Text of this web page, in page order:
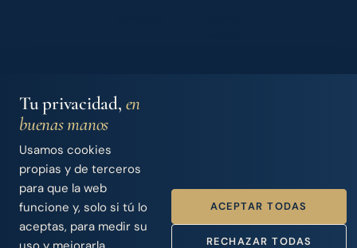
© 2026 Iberian Finance Services, S.L.
SYS Finance · Intermediario de Crédito · Nº Registro Banco de
España D744
Aviso legal
Handcrafted byPunk Solutions
Tu privacidad, en
buenas manos
Usamos cookies
propias y de terceros
para que la web
funcione y, solo si tú lo
aceptas, para medir su
ACEPTAR TODAS
RECHAZAR TODAS